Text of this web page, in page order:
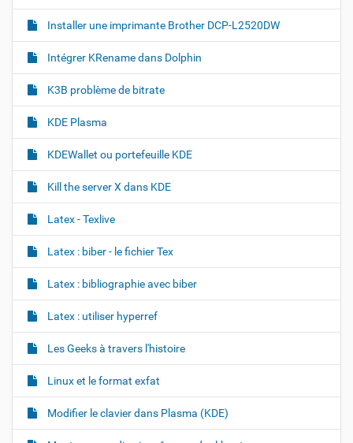
i
…
Installer une imprimante Brother DCP-L2520DW
Intégrer KRename dans Dolphin
K3B problème de bitrate
KDE Plasma
KDEWallet ou portefeuille KDE
Kill the server X dans KDE
Latex - Texlive
Latex : biber - le fichier Tex
Latex : bibliographie avec biber
Latex : utiliser hyperref
Les Geeks à travers l'histoire
Linux et le format exfat
Modifier le clavier dans Plasma (KDE)